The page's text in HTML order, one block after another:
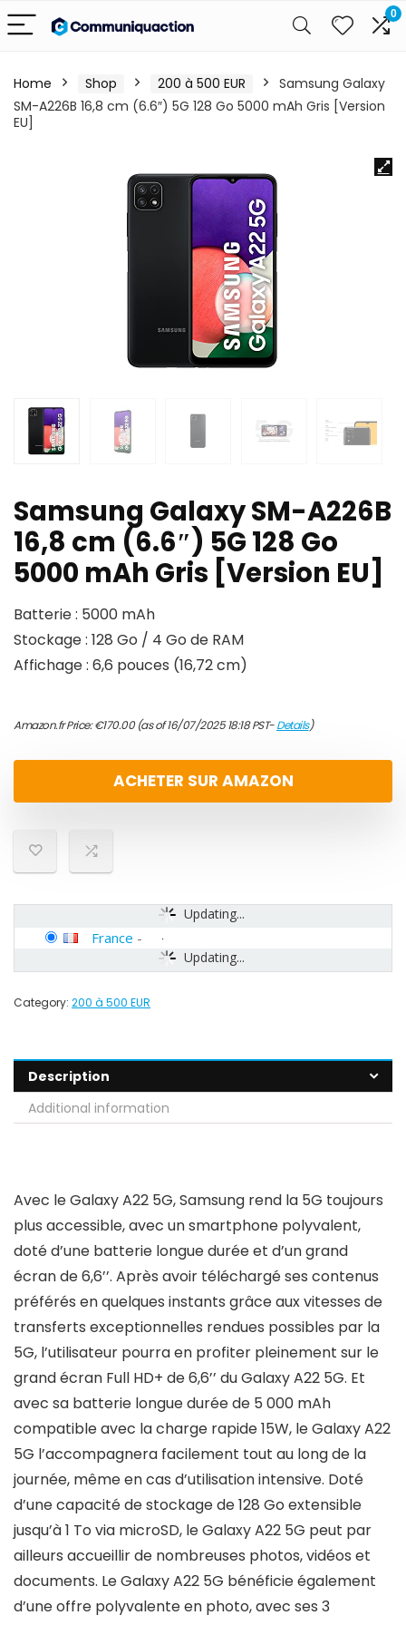
0
Home Shop 200 à 500 EUR
Samsung Galaxy
SM-A226B 16,8 cm (6.6″) 5G 128 Go 5000 mAh Gris [Version
EU]
Samsung Galaxy SM-A226B
16,8 cm (6.6″) 5G 128 Go
5000 mAh Gris [Version EU]
Batterie : 5000 mAh
Stockage : 128 Go / 4 Go de RAM
Affichage : 6,6 pouces (16,72 cm)
Amazon.fr Price:€170.00(as of 16/07/2025 18:18 PST-Details)
ACHETER SUR AMAZON
Updating...
Updating...
France -
Category: 200 à 500 EUR
Description
Additional information
Avec le Galaxy A22 5G, Samsung rend la 5G toujours
plus accessible, avec un smartphone polyvalent,
doté d’une batterie longue durée et d’un grand
écran de 6,6’’. Après avoir téléchargé ses contenus
préférés en quelques instants grâce aux vitesses de
transferts exceptionnelles rendues possibles par la
5G, l’utilisateur pourra en profiter pleinement sur le
grand écran Full HD+ de 6,6’’ du Galaxy A22 5G. Et
avec sa batterie longue durée de 5 000 mAh
compatible avec la charge rapide 15W, le Galaxy A22
5G l’accompagnera facilement tout au long de la
journée, même en cas d’utilisation intensive. Doté
d’une capacité de stockage de 128 Go extensible
jusqu’à 1 To via microSD, le Galaxy A22 5G peut par
ailleurs accueillir de nombreuses photos, vidéos et
documents. Le Galaxy A22 5G bénéficie également
d’une offre polyvalente en photo, avec ses 3